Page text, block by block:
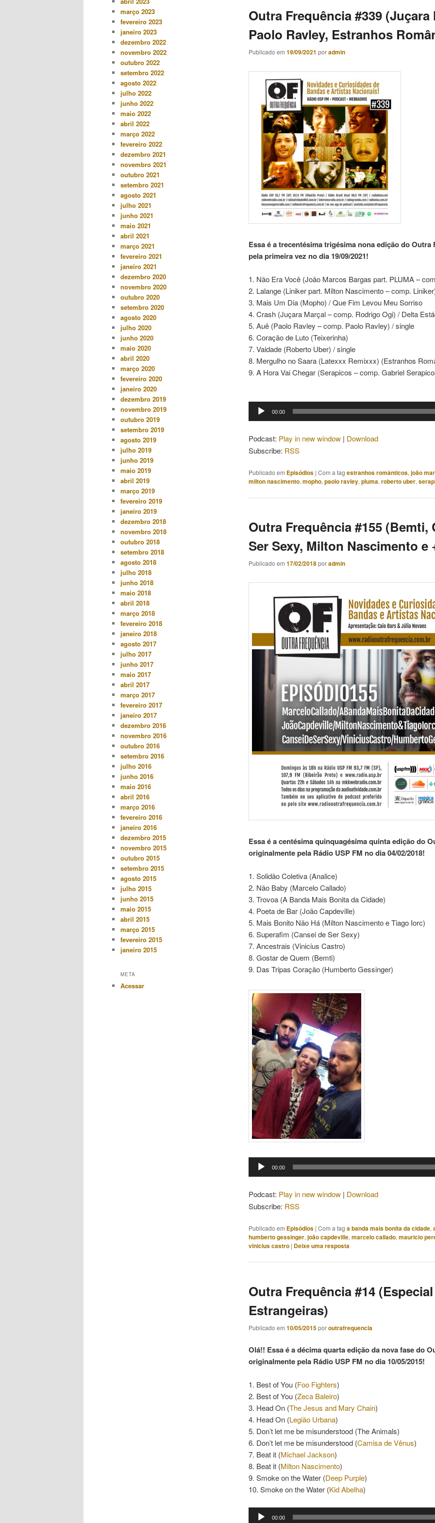
Outra Frequência #339 (Juçara
Paolo Ravley, Estranhos
Publicado em 19/09/2021 poradmin
Essa é a trecentésima trigésima nona edição do Outra
pela primeira vez no dia 19/09/2021!
1. Não Era Você (João Marcos Bargas part. PLUMA –
2. Lalange (Liniker part. Milton Nascimento – comp.
3. Mais Um Dia (Mopho) / Que Fim Levou Meu Sorriso
4. Crash (Juçara Marçal – comp. Rodrigo Ogi) / Delta
5. Auê (Paolo Ravley – comp. Paolo Ravley) / single
6. Coração de Luto (Teixerinha)
7. Vaidade (Roberto Uber) / single
8. Mergulho no Saara (Latexxx Remixxx) (Estranhos
9. A Hora Vai Chegar (Serapicos – comp. Gabriel
Tocador 00:00
Podcast: Play in new window | Download
Subscribe: RSS
Publicado em Episódios | Com a tag estranhos românticos, joão
milton nascimento, mopho, paolo ravley, pluma, roberto uber,
Outra Frequência #155 (Bemti,
Ser Sexy, Milton Nascimento e
Publicado em 17/02/2018poradmin
Essa é a centésima quinquagésima quinta edição do
originalmente pela Rádio USP FM no dia 04/02/2018!
1. Solidão Coletiva (Analice)
2. Não Baby (Marcelo Callado)
3. Trovoa (A Banda Mais Bonita da Cidade)
4. Poeta de Bar (João Capdeville)
5. Mais Bonito Não Há (Milton Nascimento e Tiago Iorc)
6. Superafim (Cansei de Ser Sexy)
7. Ancestrais (Vinicius Castro)
8. Gostar de Quem (Bemti)
9. Das Tripas Coração (Humberto Gessinger)
Tocador 00:00
Podcast: Play in new window | Download
Subscribe: RSS
Publicado em Episódios | Com a tag a banda mais bonita da cidade,
humberto gessinger, joão capdeville, marcelo callado, mauricio
vinicius castro | Deixe uma resposta
Outra Frequência #14
Estrangeiras)
Publicado em 10/05/2015poroutrafrequencia
Olá!! Essa é a décima quarta edição da nova fase do
originalmente pela Rádio USP FM no dia 10/05/2015!
1. Best of You (Foo Fighters)
2. Best of You (Zeca Baleiro)
3. Head On (The Jesus and Mary Chain)
4. Head On (Legião Urbana)
5. Don’t let me be misunderstood (The Animals)
6. Don’t let me be misunderstood (Camisa de Vênus)
7. Beat it (Michael Jackson)
8. Beat it (Milton Nascimento)
9. Smoke on the Water (Deep Purple)
10. Smoke on the Water (Kid Abelha)
Tocador 00:00
março 2023
fevereiro 2023
janeiro 2023
dezembro 2022
novembro 2022
outubro 2022
setembro 2022
agosto 2022
julho 2022
junho 2022
maio 2022
abril 2022
março 2022
fevereiro 2022
dezembro 2021
novembro 2021
outubro 2021
setembro 2021
agosto 2021
julho 2021
junho 2021
maio 2021
abril 2021
março 2021
fevereiro 2021
janeiro 2021
dezembro 2020
novembro 2020
outubro 2020
setembro 2020
agosto 2020
julho 2020
junho 2020
maio 2020
abril 2020
março 2020
fevereiro 2020
janeiro 2020
dezembro 2019
novembro 2019
outubro 2019
setembro 2019
agosto 2019
julho 2019
junho 2019
maio 2019
abril 2019
março 2019
fevereiro 2019
janeiro 2019
dezembro 2018
novembro 2018
outubro 2018
setembro 2018
agosto 2018
julho 2018
junho 2018
maio 2018
abril 2018
março 2018
fevereiro 2018
janeiro 2018
agosto 2017
julho 2017
junho 2017
maio 2017
abril 2017
março 2017
fevereiro 2017
janeiro 2017
dezembro 2016
novembro 2016
outubro 2016
setembro 2016
julho 2016
junho 2016
maio 2016
abril 2016
março 2016
fevereiro 2016
janeiro 2016
dezembro 2015
novembro 2015
outubro 2015
setembro 2015
agosto 2015
julho 2015
junho 2015
maio 2015
abril 2015
março 2015
fevereiro 2015
janeiro 2015
META
Acessar